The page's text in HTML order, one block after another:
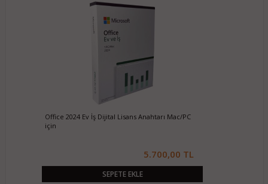
Office 2024 Ev İş Dijital Lisans Anahtarı Mac/PC
için
5.700,00 TL
SEPETE EKLE